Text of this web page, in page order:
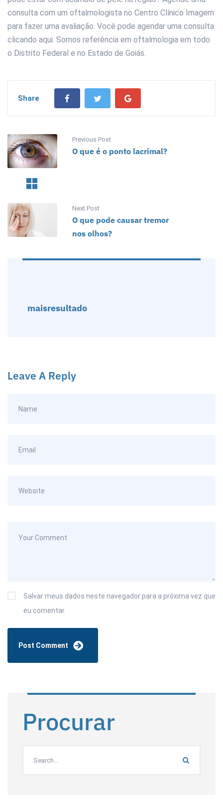
consulta com um oftalmologista no Centro Clínico Imagem
para fazer uma avaliação. Você pode agendar uma consulta
clicando aqui. Somos referência em oftalmologia em todo
o Distrito Federal e no Estado de Goiás.
Share
Previous Post
O que é o ponto lacrimal?
Next Post
O que pode causar tremor
nos olhos?
maisresultado
Leave A Reply
Salvar meus dados neste navegador para a próxima vez que
eu comentar.
Procurar